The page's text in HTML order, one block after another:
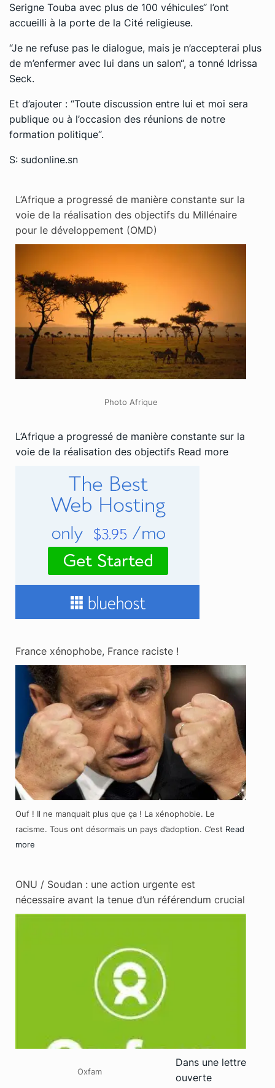
Serigne Touba avec plus de 100 véhicules“ l’ont
accueilli à la porte de la Cité religieuse.
“Je ne refuse pas le dialogue, mais je n’accepterai plus
de m’enfermer avec lui dans un salon“, a tonné Idrissa
Seck.
Et d’ajouter : “Toute discussion entre lui et moi sera
publique ou à l’occasion des réunions de notre
formation politique“.
S: sudonline.sn
L’Afrique a progressé de manière constante sur la
voie de la réalisation des objectifs du Millénaire
pour le développement (OMD)
Photo Afrique
L’Afrique a progressé de manière constante sur la
voie de la réalisation des objectifs Read more
France xénophobe, France raciste !
Ouf ! Il ne manquait plus que ça ! La xénophobie. Le
racisme. Tous ont désormais un pays d’adoption. C’est Read
more
ONU / Soudan : une action urgente est
nécessaire avant la tenue d’un référendum crucial
Oxfam
Dans une lettre
ouverte